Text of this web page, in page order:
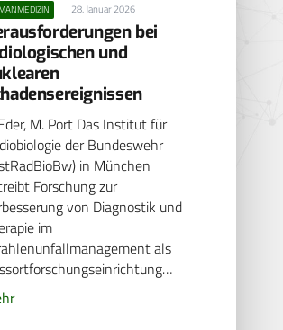
28. Januar 2026
bei
und
M. Port Das Institut für
der Bundeswehr
in München
Forschung zur
von Diagnostik und
im
als